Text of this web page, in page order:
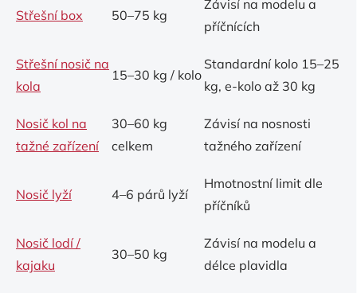
Střešní box 50–75 kg
Závisí na modelu a
příčnících
Střešní nosič na
kola
15–30 kg / kolo
Standardní kolo 15–25
kg, e-kolo až 30 kg
Nosič kol na
tažné zařízení
30–60 kg
celkem
Závisí na nosnosti
tažného zařízení
Nosič lyží 4–6 párů lyží
Hmotnostní limit dle
příčníků
Nosič lodí /
kajaku
30–50 kg
Závisí na modelu a
délce plavidla